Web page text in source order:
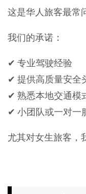
这是华人旅客最常
我们的承诺：
✔ 专业驾驶经验
✔ 提供高质量安全
✔ 熟悉本地交通模
✔ 小团队或一对一
尤其对女生旅客，